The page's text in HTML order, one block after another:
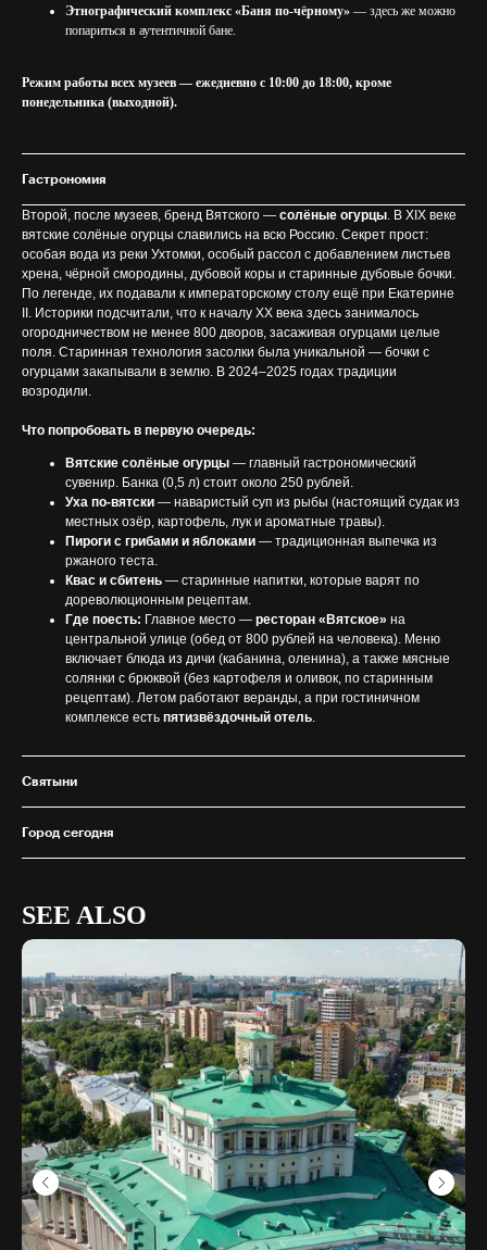
Этнографический комплекс «Баня по-чёрному» — здесь же можно
попариться в аутентичной бане.
Режим работы всех музеев — ежедневно с 10:00 до 18:00, кроме
понедельника (выходной).
Гастрономия
Второй, после музеев, бренд Вятского — солёные огурцы. В XIX веке
вятские солёные огурцы славились на всю Россию. Секрет прост:
особая вода из реки Ухтомки, особый рассол с добавлением листьев
хрена, чёрной смородины, дубовой коры и старинные дубовые бочки.
По легенде, их подавали к императорскому столу ещё при Екатерине
II. Историки подсчитали, что к началу ХХ века здесь занималось
огородничеством не менее 800 дворов, засаживая огурцами целые
поля. Старинная технология засолки была уникальной — бочки с
огурцами закапывали в землю. В 2024–2025 годах традиции
возродили.
Что попробовать в первую очередь:
Вятские солёные огурцы — главный гастрономический
сувенир. Банка (0,5 л) стоит около 250 рублей.
Уха по-вятски — наваристый суп из рыбы (настоящий судак из
местных озёр, картофель, лук и ароматные травы).
Пироги с грибами и яблоками — традиционная выпечка из
ржаного теста.
Квас и сбитень — старинные напитки, которые варят по
дореволюционным рецептам.
Где поесть: Главное место — ресторан «Вятское» на
центральной улице (обед от 800 рублей на человека). Меню
включает блюда из дичи (кабанина, оленина), а также мясные
солянки с брюквой (без картофеля и оливок, по старинным
рецептам). Летом работают веранды, а при гостиничном
комплексе есть пятизвёздочный отель.
Святыни
Город сегодня
SEE ALSO